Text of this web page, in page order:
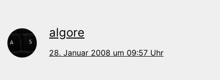
algore
28. Januar 2008 um 09:57 Uhr